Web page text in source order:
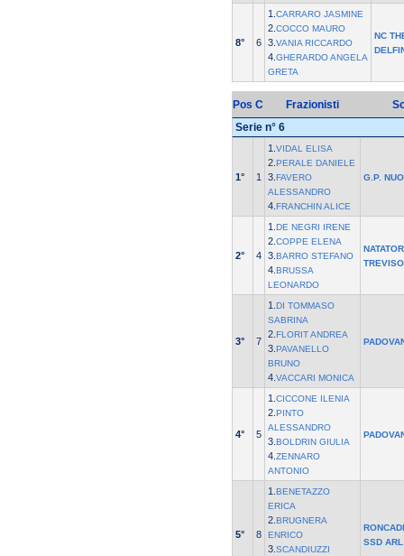
8° 6
1. CARRARO JASMINE
2. COCCO MAURO
3. VANIA RICCARDO
4. GHERARDO ANGELA
GRETA
NC
Pos C Frazionisti
Serie n° 6
1° 1
1. VIDAL ELISA
2. PERALE DANIELE
3. FAVERO
ALESSANDRO
4. FRANCHIN ALICE
G.P.
2° 4
1. DE NEGRI IRENE
2. COPPE ELENA
3. BARRO STEFANO
4. BRUSSA
LEONARDO
3° 7
1. DI TOMMASO
SABRINA
2. FLORIT ANDREA
3. PAVANELLO
BRUNO
4. VACCARI MONICA
4° 5
1. CICCONE ILENIA
2. PINTO
ALESSANDRO
3. BOLDRIN GIULIA
4. ZENNARO
ANTONIO
5° 8
1. BENETAZZO
ERICA
2. BRUGNERA
ENRICO
3. SCANDIUZZI
SSD ARL